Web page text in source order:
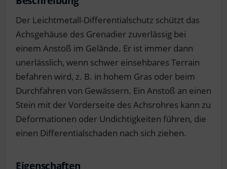
Der Leichtmetall-Differentialschutz schützt das
Achsgehäuse des Grenadier zuverlässig bei
einem Anstoß im Gelände. Er ist immer dann
unerlässlich, wenn schwer einsehbares Terrain
befahren wird, z. B. in hohem Gras oder beim
Durchfahren von Gewässern. Ein Anstoß an einen
Stein mit der Vorderseite des Achsrohres kann zu
Deformationen oder Undichtigkeiten führen, die
einen Differentialschaden nach sich ziehen.
Eigenschaften